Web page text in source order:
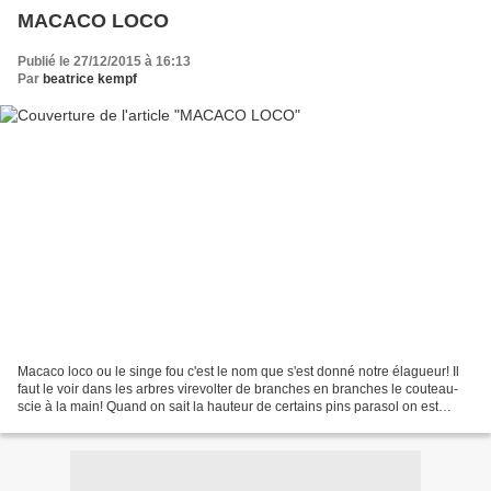
MACACO LOCO
Publié le 27/12/2015 à 16:13
Par beatrice kempf
Macaco loco ou le singe fou c'est le nom que s'est donné notre élagueur! Il
faut le voir dans les arbres virevolter de branches en branches le couteau-
scie à la main! Quand on sait la hauteur de certains pins parasol on est